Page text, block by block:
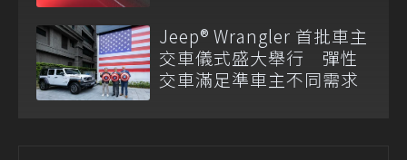
Jeep® Wrangler 首批車主
交車儀式盛大舉行 彈性
交車滿足準車主不同需求